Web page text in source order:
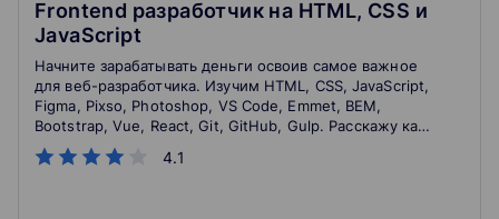
Frontend разработчик на HTML, CSS и
JavaScript
4.1
Начните зарабатывать деньги освоив самое важное
для веб-разработчика. Изучим HTML, CSS, JavaScript,
Figma, Pixso, Photoshop, VS Code, Emmet, BEM,
Bootstrap, Vue, React, Git, GitHub, Gulp. Расскажу как
составить портфолио, резюме и взять первый заказ
на фрилансе.